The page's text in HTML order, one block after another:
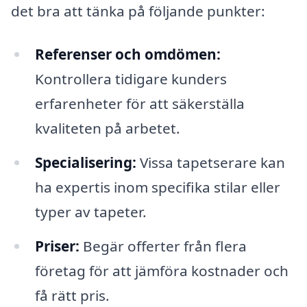
det bra att tänka på följande punkter:
Referenser och omdömen:
Kontrollera tidigare kunders
erfarenheter för att säkerställa
kvaliteten på arbetet.
Specialisering: Vissa tapetserare kan
ha expertis inom specifika stilar eller
typer av tapeter.
Priser: Begär offerter från flera
företag för att jämföra kostnader och
få rätt pris.